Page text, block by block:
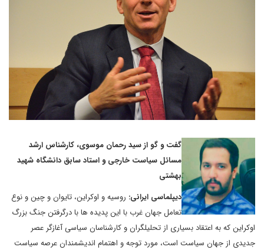
گفت و گو از سید رحمان موسوی، کارشناس ارشد
مسائل سیاست خارجی و استاد سابق دانشگاه شهید
بهشتی
دیپلماسی ایرانی: روسیه و اوکراین، تایوان و چین و نوع
تعامل جهان غرب با این پدیده ها با درگرفتن جنگ بزرگ
اوکراین که به اعتقاد بسیاری از تحلیلگران و کارشناسان سیاسی آغازگر عصر
جدیدی از جهان سیاست است، مورد توجه و اهتمام اندیشمندان عرصه سیاست